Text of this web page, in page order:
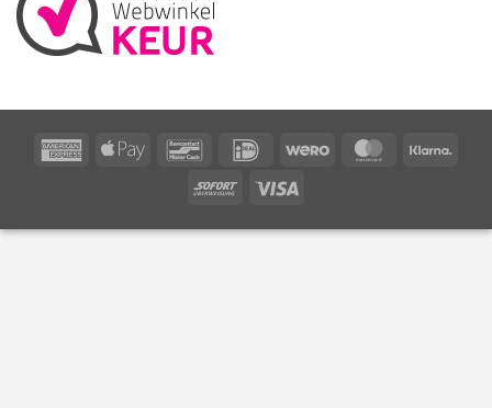
AmericanApple
BancontactIDeal Wero MasterCard
Sofort